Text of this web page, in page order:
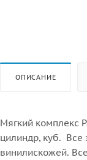
ОПИСАНИЕ
Мягкий комплекс
цилиндр, куб. Все
винилискожей.